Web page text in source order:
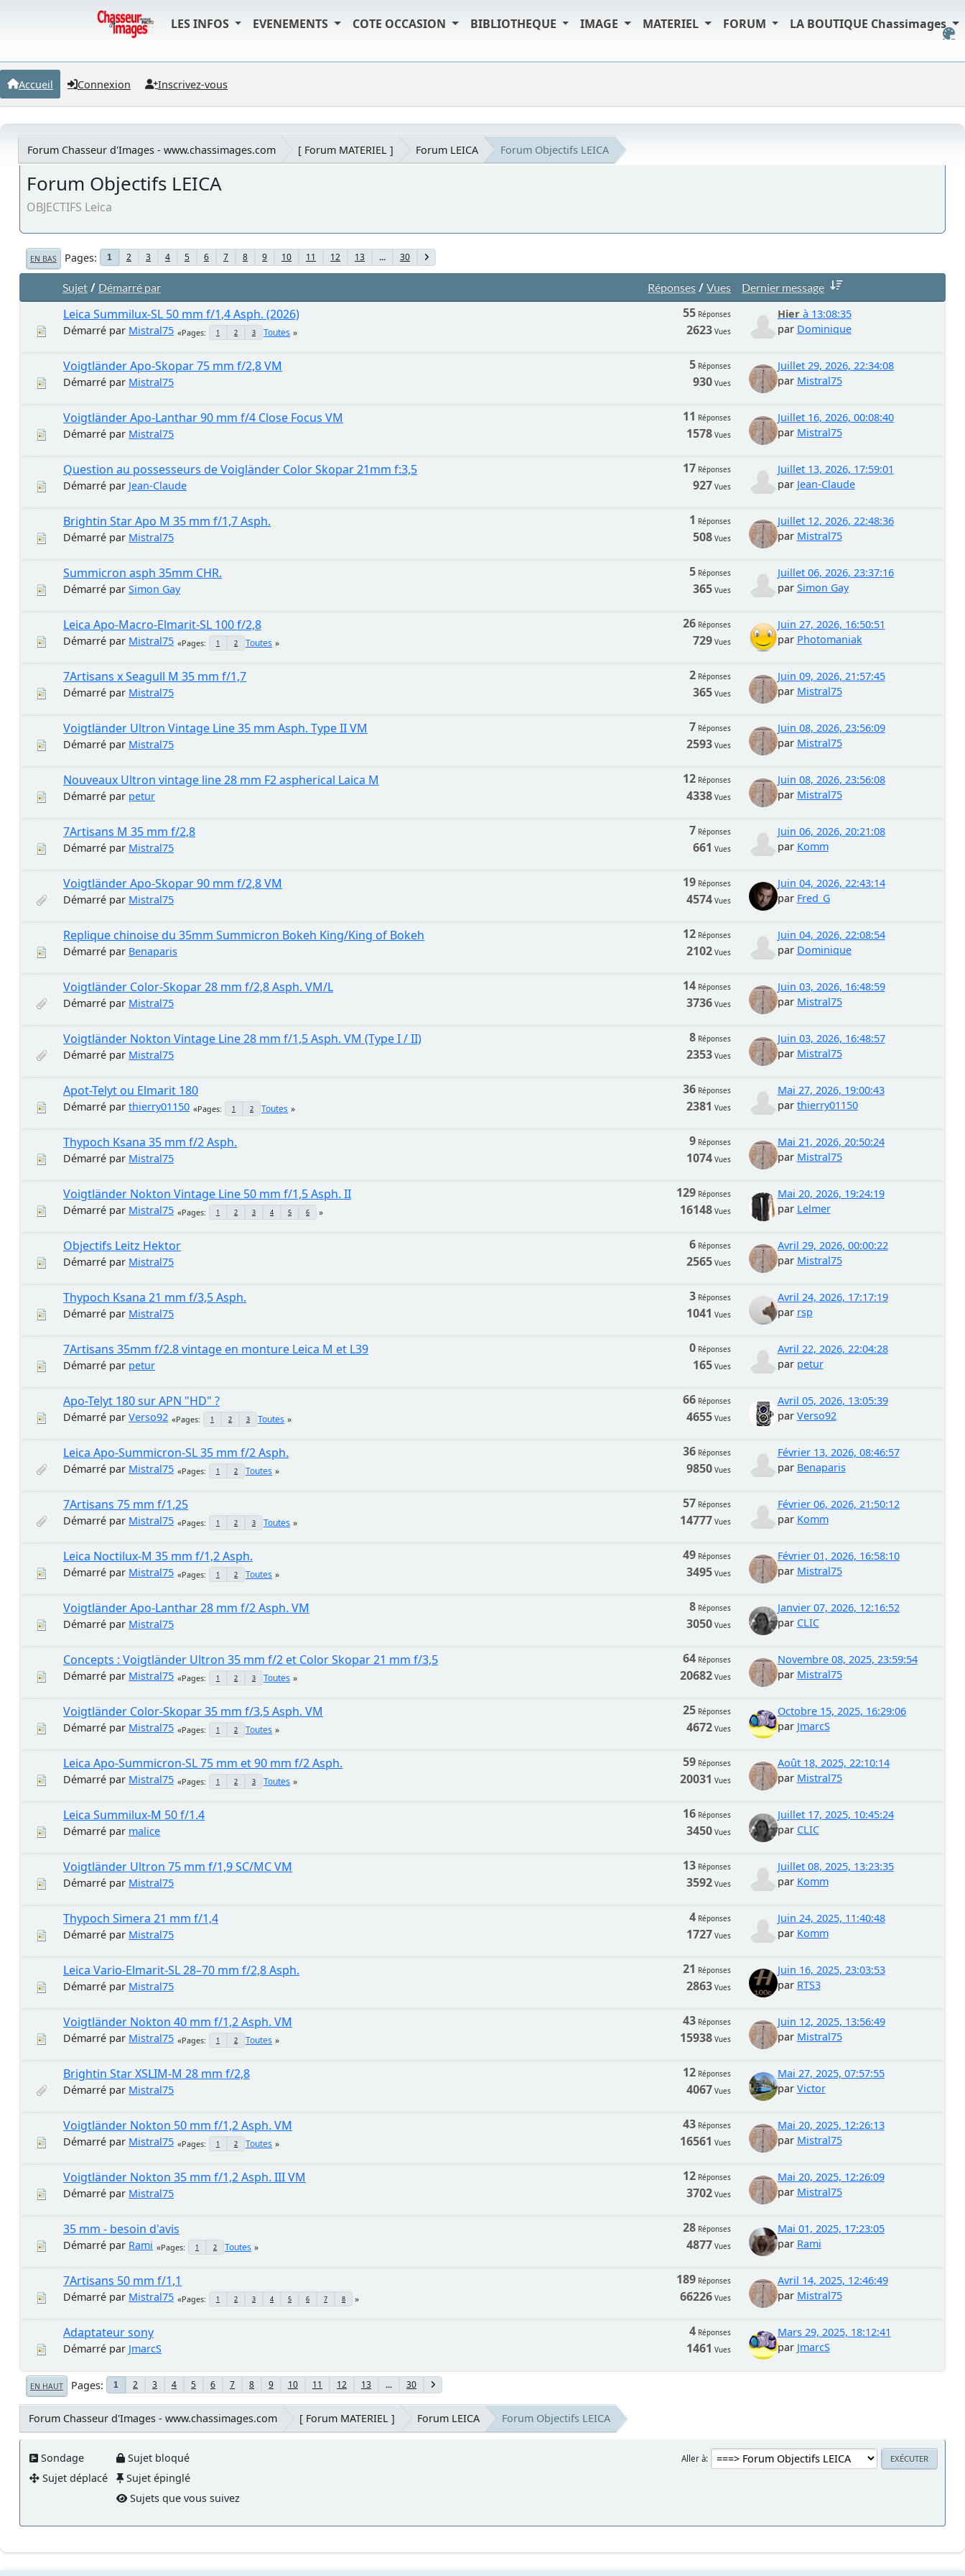
LES INFOS EVENEMENTS COTE OCCASION BIBLIOTHEQUE IMAGE MATERIEL FORUM LA BOUTIQUE Chassimages
Accueil Connexion Inscrivez-vous
Forum Chasseur d'Images - www.chassimages.com [ Forum MATERIEL ] Forum LEICA Forum Objectifs LEICA
Forum Objectifs LEICA
OBJECTIFS Leica
EN BAS Pages 1 2 3 4 5 6 7 8 9 10 11 12 13 ... 30
Sujet / Démarré par Réponses /Vues Dernier message
Leica Summilux-SL 50 mm f/1,4 Asph. (2026)
Démarré par Mistral75 Pages 1 2 3 Toutes
55Réponses
2623Vues
Hierà 13:08:35
par Dominique
Voigtländer Apo-Skopar 75 mm f/2,8 VM
Démarré par Mistral75
5Réponses
930Vues
Juillet 29, 2026, 22:34:08
par Mistral75
Voigtländer Apo-Lanthar 90 mm f/4 Close Focus VM
Démarré par Mistral75
11 Réponses
1578Vues
Juillet 16, 2026, 00:08:40
par Mistral75
Question au possesseurs de Voigländer Color Skopar 21mm f:3,5
Démarré par Jean-Claude
17 Réponses
927 Vues
Juillet 13, 2026, 17:59:01
par Jean-Claude
Brightin Star Apo M 35 mm f/1,7 Asph.
Démarré par Mistral75
1 Réponses
508Vues
Juillet 12, 2026, 22:48:36
par Mistral75
Summicron asph 35mm CHR.
Démarré par Simon Gay
5Réponses
365Vues
Juillet 06, 2026, 23:37:16
par Simon Gay
Leica Apo-Macro-Elmarit-SL 100 f/2,8
Démarré par Mistral75 Pages 1 2 Toutes
26Réponses
729Vues
Juin 27, 2026, 16:50:51
par Photomaniak
7Artisans x Seagull M 35 mm f/1,7
Démarré par Mistral75
2Réponses
365Vues
Juin 09, 2026, 21:57:45
par Mistral75
Voigtländer Ultron Vintage Line 35 mm Asph. Type II VM
Démarré par Mistral75
7 Réponses
2593Vues
Juin 08, 2026, 23:56:09
par Mistral75
Nouveaux Ultron vintage line 28 mm F2 aspherical Laica M
Démarré par petur
12Réponses
4338Vues
Juin 08, 2026, 23:56:08
par Mistral75
7Artisans M 35 mm f/2,8
Démarré par Mistral75
7 Réponses
661 Vues
Juin 06, 2026, 20:21:08
par Komm
Voigtländer Apo-Skopar 90 mm f/2,8 VM
Démarré par Mistral75
19Réponses
4574Vues
Juin 04, 2026, 22:43:14
par Fred_G
Replique chinoise du 35mm Summicron Bokeh King/King of Bokeh
Démarré par Benaparis
12Réponses
2102Vues
Juin 04, 2026, 22:08:54
par Dominique
Voigtländer Color-Skopar 28 mm f/2,8 Asph. VM/L
Démarré par Mistral75
14Réponses
3736Vues
Juin 03, 2026, 16:48:59
par Mistral75
Voigtländer Nokton Vintage Line 28 mm f/1,5 Asph. VM (Type I / II)
Démarré par Mistral75
8Réponses
2353Vues
Juin 03, 2026, 16:48:57
par Mistral75
Apot-Telyt ou Elmarit 180
Démarré par thierry01150 Pages 1 2 Toutes
36Réponses
2381 Vues
Mai 27, 2026, 19:00:43
par thierry01150
Thypoch Ksana 35 mm f/2 Asph.
Démarré par Mistral75
9Réponses
1074Vues
Mai 21, 2026, 20:50:24
par Mistral75
Voigtländer Nokton Vintage Line 50 mm f/1,5 Asph. II
Démarré par Mistral75 Pages 1 2 3 4 5 6
129Réponses
16148Vues
Mai 20, 2026, 19:24:19
par Lelmer
Objectifs Leitz Hektor
Démarré par Mistral75
6Réponses
2565Vues
Avril 29, 2026, 00:00:22
par Mistral75
Thypoch Ksana 21 mm f/3,5 Asph.
Démarré par Mistral75
3Réponses
1041 Vues
Avril 24, 2026, 17:17:19
par rsp
7Artisans 35mm f/2.8 vintage en monture Leica M et L39
Démarré par petur
0Réponses
165Vues
Avril 22, 2026, 22:04:28
par petur
Apo-Telyt 180 sur APN "HD" ?
Démarré par Verso92 Pages 1 2 3 Toutes
66Réponses
4655Vues
Avril 05, 2026, 13:05:39
par Verso92
Leica Apo-Summicron-SL 35 mm f/2 Asph.
Démarré par Mistral75 Pages 1 2 Toutes
36Réponses
9850Vues
Février 13, 2026, 08:46:57
par Benaparis
7Artisans 75 mm f/1,25
Démarré par Mistral75 Pages 1 2 3 Toutes
57 Réponses
14777 Vues
Février 06, 2026, 21:50:12
par Komm
Leica Noctilux-M 35 mm f/1,2 Asph.
Démarré par Mistral75 Pages 1 2 Toutes
49Réponses
3495Vues
Février 01, 2026, 16:58:10
par Mistral75
Voigtländer Apo-Lanthar 28 mm f/2 Asph. VM
Démarré par Mistral75
8Réponses
3050Vues
Janvier 07, 2026, 12:16:52
par CLIC
Concepts : Voigtländer Ultron 35 mm f/2 et Color Skopar 21 mm f/3,5
Démarré par Mistral75 Pages 1 2 3 Toutes
64Réponses
20682Vues
Novembre 08, 2025, 23:59:54
par Mistral75
Voigtländer Color-Skopar 35 mm f/3,5 Asph. VM
Démarré par Mistral75 Pages 1 2 Toutes
25Réponses
4672Vues
Octobre 15, 2025, 16:29:06
par JmarcS
Leica Apo-Summicron-SL 75 mm et 90 mm f/2 Asph.
Démarré par Mistral75 Pages 1 2 3 Toutes
59Réponses
20031 Vues
Août 18, 2025, 22:10:14
par Mistral75
Leica Summilux-M 50 f/1.4
Démarré par malice
16Réponses
3450Vues
Juillet 17, 2025, 10:45:24
par CLIC
Voigtländer Ultron 75 mm f/1,9 SC/MC VM
Démarré par Mistral75
13Réponses
3592Vues
Juillet 08, 2025, 13:23:35
par Komm
Thypoch Simera 21 mm f/1,4
Démarré par Mistral75
4Réponses
1727 Vues
Juin 24, 2025, 11:40:48
par Komm
Leica Vario-Elmarit-SL 28–70 mm f/2,8 Asph.
Démarré par Mistral75
21 Réponses
2863Vues
Juin 16, 2025, 23:03:53
par RTS3
Voigtländer Nokton 40 mm f/1,2 Asph. VM
Démarré par Mistral75 Pages 1 2 Toutes
43Réponses
15938Vues
Juin 12, 2025, 13:56:49
par Mistral75
Brightin Star XSLIM-M 28 mm f/2,8
Démarré par Mistral75
12Réponses
4067 Vues
Mai 27, 2025, 07:57:55
par Victor
Voigtländer Nokton 50 mm f/1,2 Asph. VM
Démarré par Mistral75 Pages 1 2 Toutes
43Réponses
16561 Vues
Mai 20, 2025, 12:26:13
par Mistral75
Voigtländer Nokton 35 mm f/1,2 Asph. III VM
Démarré par Mistral75
12Réponses
3702Vues
Mai 20, 2025, 12:26:09
par Mistral75
35 mm - besoin d'avis
Démarré par Rami Pages 1 2 Toutes
28Réponses
4877 Vues
Mai 01, 2025, 17:23:05
par Rami
7Artisans 50 mm f/1,1
Démarré par Mistral75 Pages 1 2 3 4 5 6 7 8
189Réponses
66226Vues
Avril 14, 2025, 12:46:49
par Mistral75
Adaptateur sony
Démarré par JmarcS
4Réponses
1461 Vues
Mars 29, 2025, 18:12:41
par JmarcS
EN HAUT Pages 1 2 3 4 5 6 7 8 9 10 11 12 13 ... 30
Forum Chasseur d'Images - www.chassimages.com [ Forum MATERIEL ] Forum LEICA Forum Objectifs LEICA
Aller à
Sondage
Sujet déplacé
Sujet bloqué
Sujet épinglé
Sujets que vous suivez